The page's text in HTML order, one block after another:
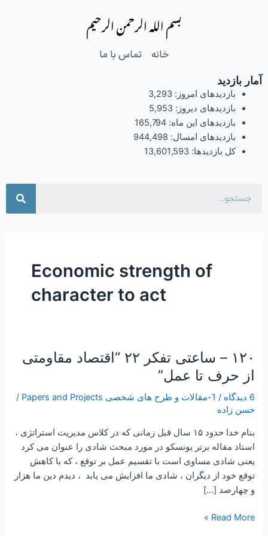
بسم الله الرحمن الرحیم
خانه تماس با ما
آمار بازدید
بازدیدهای امروز: 3,293
بازدیدهای دیروز: 5,953
بازدیدهای این ماه: 165,794
بازدیدهای امسال: 944,498
کل بازدیدها: 13,601,593
Economic strength of
character to act
۱۲۰ – ساعتی تفکر ۲۲ “اقتصاد مقاومتی
از حرف تا عمل”
6 دیدگاه / 1-مقالات و طرح های شخصی Papers and Projects
/
حسن زاده
بنام خدا حدود ۱۵ سال قبل زمانی که در کلاس مدیریت استراتژی ،
استاد مقاله برتر یونسکو در مورد مبحث شادی را عنوان می کرد
یعنی شادی مساوی است با تقسیم عمل بر توقع ، که با کاهش
توقع خود از دیگران ، شادی ما افزایش می یابد ، دیدم دین ما هزار
و چهارصد […]
۱۲۰
–
ساعتی
تفکر
۲۲
“اقتصاد
مقاومتی
عمل”
Read More »